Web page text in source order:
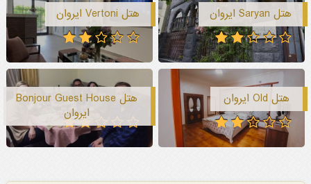
هتل Saryan ایروان هتل Vertoni ایروان
هتل Old ایروان
هتل Bonjour Guest House
ایروان